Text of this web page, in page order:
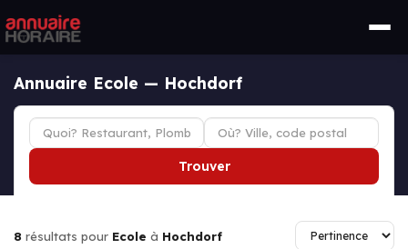
Annuaire Ecole — Hochdorf
Trouver
8 résultats pour Ecole à Hochdorf